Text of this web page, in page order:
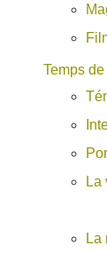
Temps
La
La